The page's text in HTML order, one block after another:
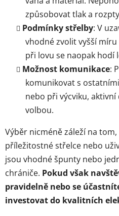
způsobovat tlak a
Podmínky střelby: V
vhodné zvolit vyšší
při lovu se naopak hodí
Možnost komunikace:
komunikovat s
nebo při výcviku,
volbou.
Výběr nicméně záleží na
příležitostné střelce nebo
jsou vhodné špunty nebo
chrániče. Pokud však
pravidelně nebo se
investovat do kvalitních